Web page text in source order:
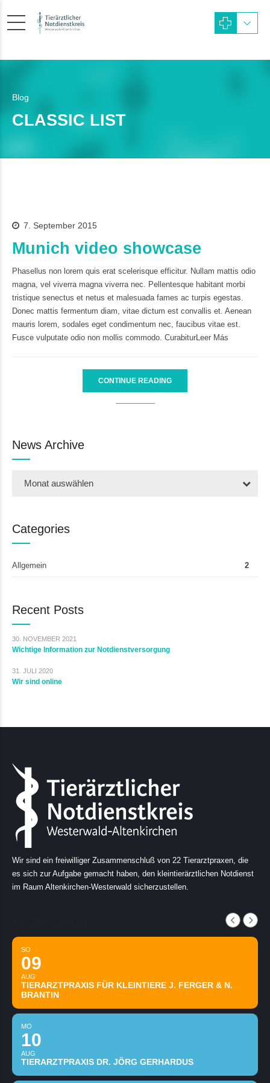
Blog
CLASSIC LIST
7. September 2015
Munich video showcase
Phasellus non lorem quis erat scelerisque efficitur. Nullam mattis odio
magna, vel viverra magna viverra nec. Pellentesque habitant morbi
tristique senectus et netus et malesuada fames ac turpis egestas.
Donec mattis fermentum diam, vitae dictum est convallis et. Aenean
mauris lorem, sodales eget condimentum nec, faucibus vitae est.
Fusce vulputate odio non mollis commodo. CurabiturLeer Más
CONTINUE READING
News Archive
Monat auswählen
Categories
Allgemein 2
Recent Posts
30. NOVEMBER 2021
Wichtige Information zur Notdienstversorgung
31. JULI 2020
Wir sind online
Wir sind ein freiwilliger Zusammenschluß von 22 Tierarztpraxen, die
es sich zur Aufgabe gemacht haben, den kleintierärztlichen Notdienst
im Raum Altenkirchen-Westerwald sicherzustellen.
SO
09
AUG
TIERARZTPRAXIS FÜR KLEINTIERE J. FERGER & N.
BRANTIN
MO
10
AUG
TIERARZTPRAXIS DR. JÖRG GERHARDUS